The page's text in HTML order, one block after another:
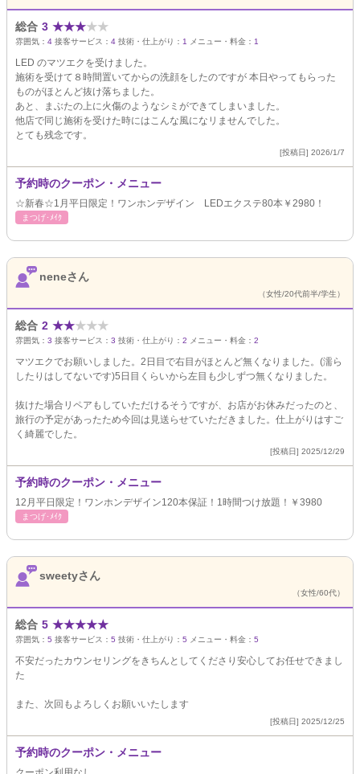
総合 3 ★★★★★
雰囲気： 4 接客サービス： 4 技術・仕上がり： 1 メニュー・料金： 1
LED のマツエクを受けました。
施術を受けて８時間置いてからの洗顔をしたのですが 本日やってもらった
ものがほとんど抜け落ちました。
あと、まぶたの上に火傷のようなシミができてしまいました。
他店で同じ施術を受けた時にはこんな風になリませんでした。
とても残念です。
[投稿日] 2026/1/7
予約時のクーポン・メニュー
☆新春☆1月平日限定！ワンホンデザイン LEDエクステ80本￥2980！
まつげ･ﾒｲｸ
neneさん
（女性/20代前半/学生）
総合 2 ★★★★★
雰囲気： 3 接客サービス： 3 技術・仕上がり： 2 メニュー・料金： 2
マツエクでお願いしました。2日目で右目がほとんど無くなりました。(濡ら
したりはしてないです)5日目くらいから左目も少しずつ無くなりました。
抜けた場合リペアもしていただけるそうですが、お店がお休みだったのと、
旅行の予定があったため今回は見送らせていただきました。仕上がりはすご
く綺麗でした。
[投稿日] 2025/12/29
予約時のクーポン・メニュー
12月平日限定！ワンホンデザイン120本保証！1時間つけ放題！￥3980
まつげ･ﾒｲｸ
sweetyさん
（女性/60代）
総合 5 ★★★★★
雰囲気： 5 接客サービス： 5 技術・仕上がり： 5 メニュー・料金： 5
不安だったカウンセリングをきちんとしてくださり安心してお任せできまし
た
また、次回もよろしくお願いいたします
[投稿日] 2025/12/25
予約時のクーポン・メニュー